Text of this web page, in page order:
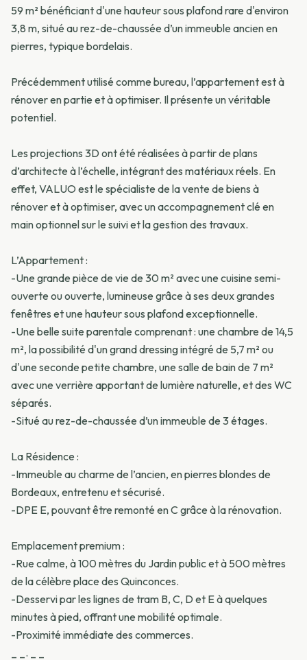
59 m² bénéficiant d'une hauteur sous plafond rare d'environ
3,8 m, situé au rez-de-chaussée d’un immeuble ancien en
pierres, typique bordelais.
Précédemment utilisé comme bureau, l’appartement est à
rénover en partie et à optimiser. Il présente un véritable
potentiel.
Les projections 3D ont été réalisées à partir de plans
d’architecte à l’échelle, intégrant des matériaux réels. En
effet, VALUO est le spécialiste de la vente de biens à
rénover et à optimiser, avec un accompagnement clé en
main optionnel sur le suivi et la gestion des travaux.
L’Appartement :
-Une grande pièce de vie de 30 m² avec une cuisine semi-
ouverte ou ouverte, lumineuse grâce à ses deux grandes
fenêtres et une hauteur sous plafond exceptionnelle.
-Une belle suite parentale comprenant : une chambre de 14,5
m², la possibilité d'un grand dressing intégré de 5,7 m² ou
d'une seconde petite chambre, une salle de bain de 7 m²
avec une verrière apportant de lumière naturelle, et des WC
séparés.
-Situé au rez-de-chaussée d’un immeuble de 3 étages.
La Résidence :
-Immeuble au charme de l’ancien, en pierres blondes de
Bordeaux, entretenu et sécurisé.
-DPE E, pouvant être remonté en C grâce à la rénovation.
Emplacement premium :
-Rue calme, à 100 mètres du Jardin public et à 500 mètres
de la célèbre place des Quinconces.
-Desservi par les lignes de tram B, C, D et E à quelques
minutes à pied, offrant une mobilité optimale.
-Proximité immédiate des commerces.
_ _. _ _